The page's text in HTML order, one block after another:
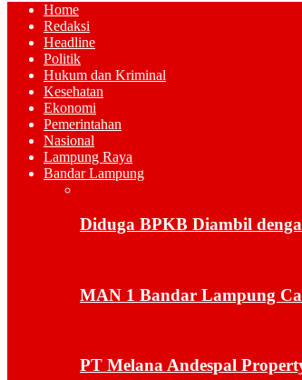
Home
Redaksi
Headline
Politik
Hukum dan Kriminal
Kesehatan
Ekonomi
Pemerintahan
Nasional
Lampung Raya
Bandar Lampung
Diduga BPKB Diambil
MAN 1 Bandar Lampung
PT Melana Andespal